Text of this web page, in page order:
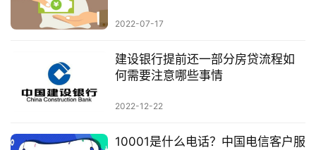
2022-07-17
建设银行提前还一部分房贷流程如
何需要注意哪些事情
2022-12-22
10001是什么电话？中国电信客户服